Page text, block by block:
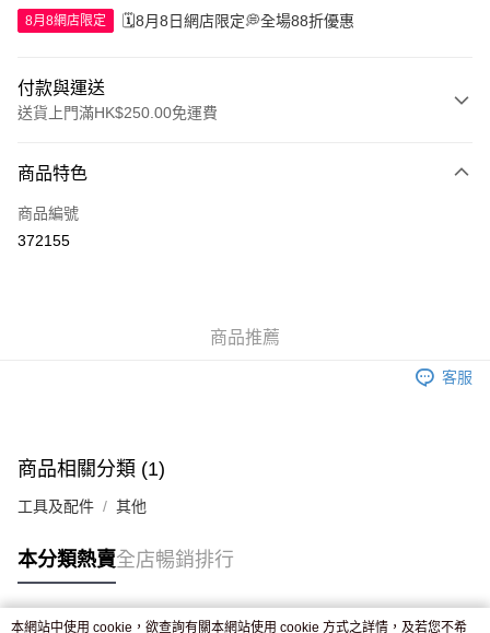
8月8網店限定 🗓️8月8日網店限定💭全場88折優惠
付款與運送
送貨上門滿HK$250.00免運費
信用卡
Apple Pay
付款後門市自取，訂單確認後2-4個工作天到店，7天內取。逾期後
商品特色
商品編號
372155
商品推薦
客服
商品相關分類 (1)
工具及配件 其他
本分類熱賣全店暢銷排行
本網站中使用 cookie，欲查詢有關本網站使用 cookie 方式之詳情，及若您不希